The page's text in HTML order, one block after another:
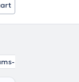
Brabant